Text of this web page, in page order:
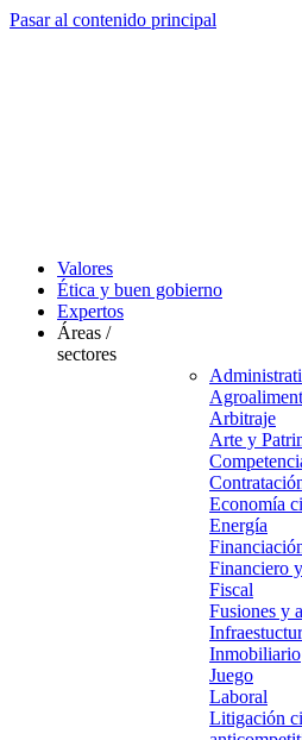
Pasar al contenido principal
Valores
Ética y buen gobierno
Expertos
Áreas /
sectores
Arbitraje
Arte y
Economía
Energía
Financiero
Fiscal
Fusiones y
Inmobiliario
Juego
Laboral
Litigación